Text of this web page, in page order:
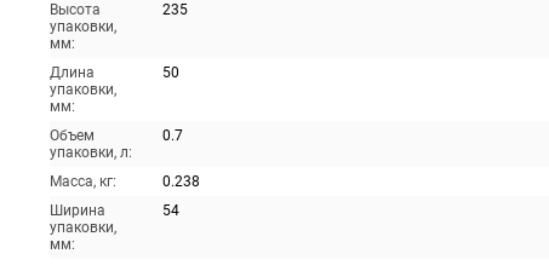
Высота
упаковки,
мм:
235
Длина
упаковки,
мм:
50
Объем
упаковки, л:
0.7
Масса, кг:
0.238
Ширина
упаковки,
мм:
54